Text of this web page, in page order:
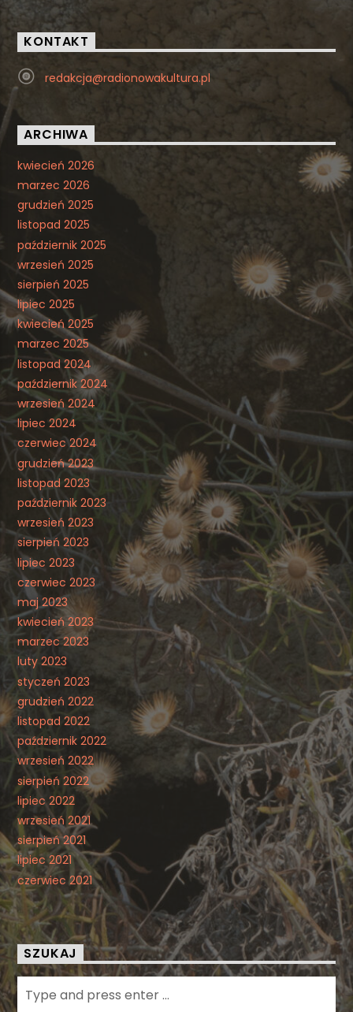
KONTAKT
redakcja@radionowakultura.pl
ARCHIWA
kwiecień 2026
marzec 2026
grudzień 2025
listopad 2025
październik 2025
wrzesień 2025
sierpień 2025
lipiec 2025
kwiecień 2025
marzec 2025
listopad 2024
październik 2024
wrzesień 2024
lipiec 2024
czerwiec 2024
grudzień 2023
listopad 2023
październik 2023
wrzesień 2023
sierpień 2023
lipiec 2023
czerwiec 2023
maj 2023
kwiecień 2023
marzec 2023
luty 2023
styczeń 2023
grudzień 2022
listopad 2022
październik 2022
wrzesień 2022
sierpień 2022
lipiec 2022
wrzesień 2021
sierpień 2021
lipiec 2021
czerwiec 2021
SZUKAJ